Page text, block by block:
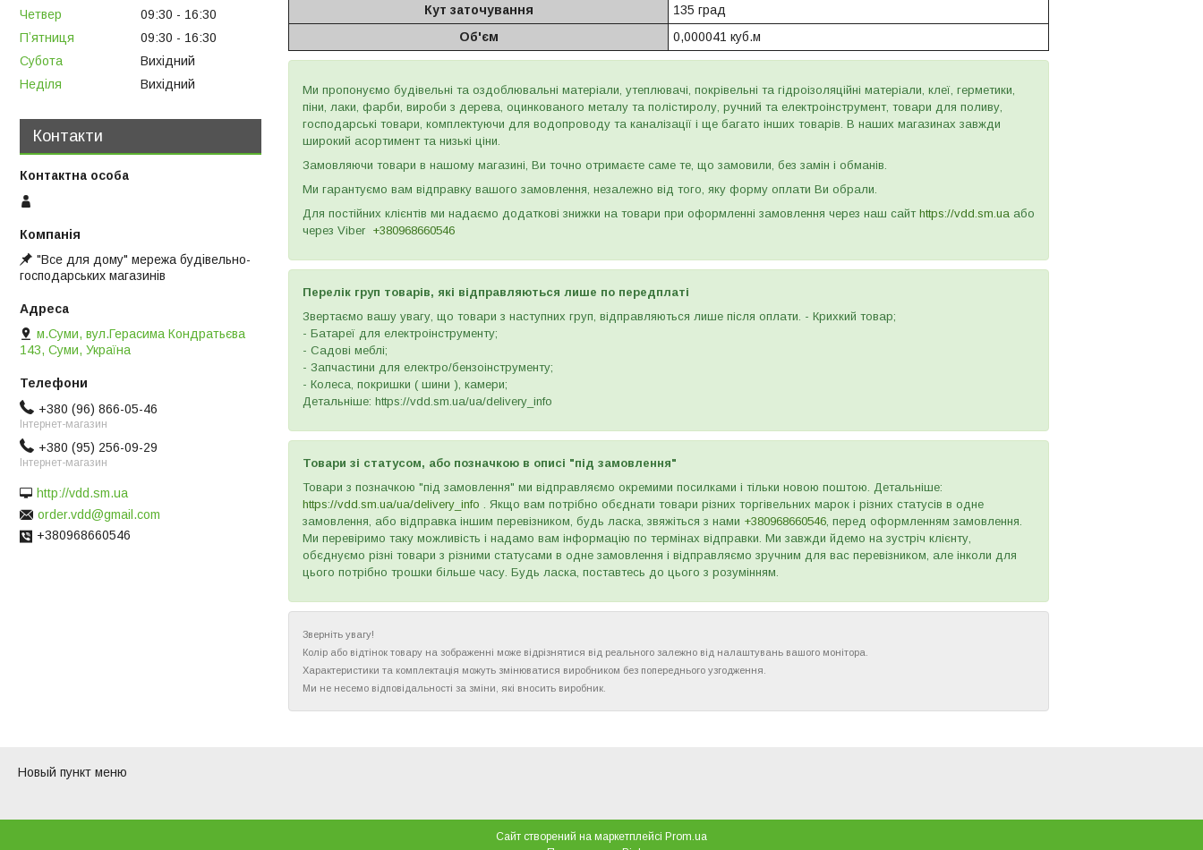
Кут заточування
135 град
Об'єм
0,000041 куб.м
Ми пропонуємо будівельні та оздоблювальні матеріали, утеплювачі, покрівельні та гідроізоляційні матеріали, клеї, герметики,
піни, лаки, фарби, вироби з дерева, оцинкованого металу та полістиролу, ручний та електроінструмент, товари для поливу,
господарські товари, комплектуючи для водопроводу та каналізації і ще багато інших товарів. В наших магазинах завжди
широкий асортимент та низькі ціни.
Замовляючи товари в нашому магазині, Ви точно отримаєте саме те, що замовили, без замін і обманів.
Ми гарантуємо вам відправку вашого замовлення, незалежно від того, яку форму оплати Ви обрали.
Для постійних клієнтів ми надаємо додаткові знижки на товари при оформленні замовлення через наш сайт https://vdd.sm.ua або
через Viber +380968660546
Перелік груп товарів, які відправляються лише по передплаті
Звертаємо вашу увагу, що товари з наступних груп, відправляються лише після оплати. - Крихкий товар;
- Батареї для електроінструменту;
- Садові меблі;
- Запчастини для електро/бензоінструменту;
- Колеса, покришки ( шини ), камери;
Детальніше: https://vdd.sm.ua/ua/delivery_info
Товари зі статусом, або позначкою в описі "під замовлення"
Товари з позначкою "під замовлення" ми відправляємо окремими посилками і тільки новою поштою. Детальніше:
https://vdd.sm.ua/ua/delivery_info . Якщо вам потрібно обєднати товари різних торгівельних марок і різних статусів в одне
замовлення, або відправка іншим перевізником, будь ласка, звяжіться з нами +380968660546, перед оформленням замовлення.
Ми перевіримо таку можливість і надамо вам інформацію по термінах відправки. Ми завжди йдемо на зустріч клієнту,
обєднуємо різні товари з різними статусами в одне замовлення і відправляємо зручним для вас перевізником, але інколи для
цього потрібно трошки більше часу. Будь ласка, поставтесь до цього з розумінням.
Зверніть увагу!
Колір або відтінок товару на зображенні може відрізнятися від реального залежно від налаштувань вашого монітора.
Характеристики та комплектація можуть змінюватися виробником без попереднього узгодження.
Ми не несемо відповідальності за зміни, які вносить виробник.
Четвер
09:30
16:30
Пʼятниця
09:30
16:30
Субота
Вихідний
Неділя
Вихідний
Контакти
"Все для дому" мережа будівельно-
господарських магазинів
м.Суми, вул.Герасима Кондратьєва
143, Суми, Україна
+380 (96) 866-05-46
Інтернет-магазин
+380 (95) 256-09-29
Інтернет-магазин
http://vdd.sm.ua
order.vdd@gmail.com
+380968660546
Новый пункт меню
Сайт створений на маркетплейсі Prom.ua